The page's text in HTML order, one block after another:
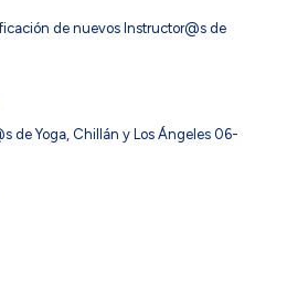
de nuevos Instructor@s de
de Yoga, Chillán y Los Ángeles 06-